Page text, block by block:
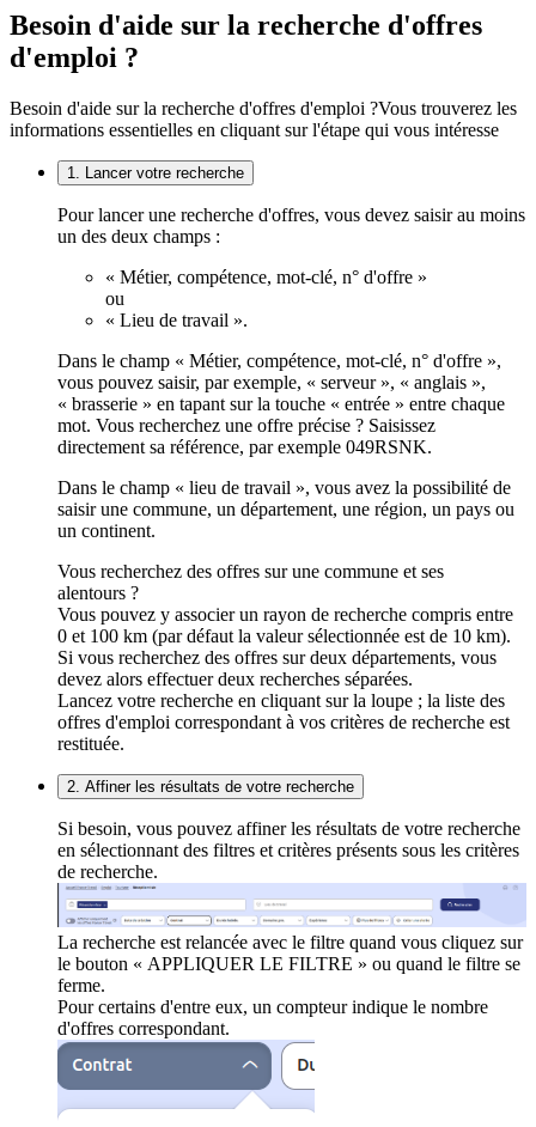
Besoin d'aide sur la recherche d'offres
d'emploi ?
Besoin d'aide sur la recherche d'offres d'emploi ?Vous trouverez les
informations essentielles en cliquant sur l'étape qui vous intéresse
1. Lancer votre recherche
Pour lancer une recherche d'offres, vous devez saisir au moins
un des deux champs :
« Métier, compétence, mot-clé, n° d'offre »
ou
« Lieu de travail ».
Dans le champ « Métier, compétence, mot-clé, n° d'offre »,
vous pouvez saisir, par exemple, « serveur », « anglais »,
« brasserie » en tapant sur la touche « entrée » entre chaque
mot. Vous recherchez une offre précise ? Saisissez
directement sa référence, par exemple 049RSNK.
Dans le champ « lieu de travail », vous avez la possibilité de
saisir une commune, un département, une région, un pays ou
un continent.
Vous recherchez des offres sur une commune et ses
alentours ?
Vous pouvez y associer un rayon de recherche compris entre
0 et 100 km (par défaut la valeur sélectionnée est de 10 km).
Si vous recherchez des offres sur deux départements, vous
devez alors effectuer deux recherches séparées.
Lancez votre recherche en cliquant sur la loupe ; la liste des
offres d'emploi correspondant à vos critères de recherche est
restituée.
2. Affiner les résultats de votre recherche
Si besoin, vous pouvez affiner les résultats de votre recherche
en sélectionnant des filtres et critères présents sous les critères
de recherche.
La recherche est relancée avec le filtre quand vous cliquez sur
le bouton « APPLIQUER LE FILTRE » ou quand le filtre se
ferme.
Pour certains d'entre eux, un compteur indique le nombre
d'offres correspondant.